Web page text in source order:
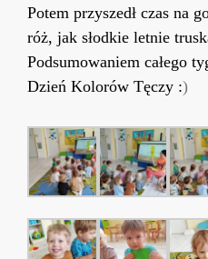
Potem przyszedł czas na
róż, jak słodkie letnie
Podsumowaniem całego
Dzień Kolorów Tęczy :)